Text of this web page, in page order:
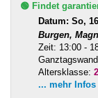
🟢 Findet
Datum: So,
Burgen,
Zeit: 13:00 -
Altersklasse:
... mehr